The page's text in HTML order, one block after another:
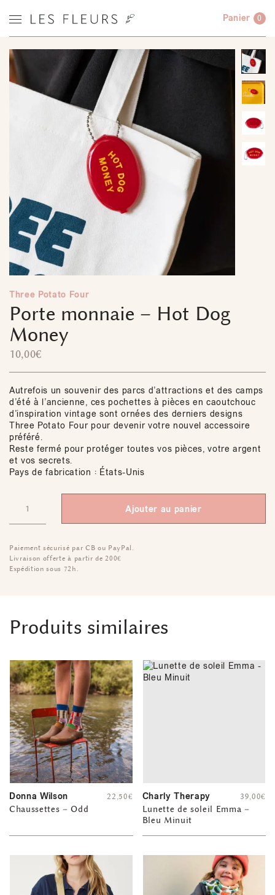
Panier 0
Three Potato Four
Porte monnaie – Hot Dog
Money
10,00€
Autrefois un souvenir des parcs d’attractions et des camps
d’été à l’ancienne, ces pochettes à pièces en caoutchouc
d’inspiration vintage sont ornées des derniers designs
Three Potato Four pour devenir votre nouvel accessoire
préféré.
Reste fermé pour protéger toutes vos pièces, votre argent
et vos secrets.
Pays de fabrication : États-Unis
Ajouter au panier
Paiement sécurisé par CB ou PayPal.
Livraison offerte à partir de 200€
Expédition sous 72h.
Produits similaires
Donna Wilson
Chaussettes – Odd
22,50€ Charly Therapy
Lunette de soleil Emma –
Bleu Minuit
39,00€